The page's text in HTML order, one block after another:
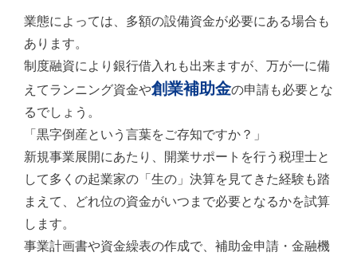
業態によっては、多額の設備資金が必要にある場合も
あります。
制度融資により銀行借入れも出来ますが、万が一に備
えてランニング資金や創業補助金の申請も必要とな
るでしょう。
「黒字倒産という言葉をご存知ですか？」
新規事業展開にあたり、開業サポートを行う税理士と
して多くの起業家の「生の」決算を見てきた経験も踏
まえて、どれ位の資金がいつまで必要となるかを試算
します。
事業計画書や資金繰表の作成で、補助金申請・金融機